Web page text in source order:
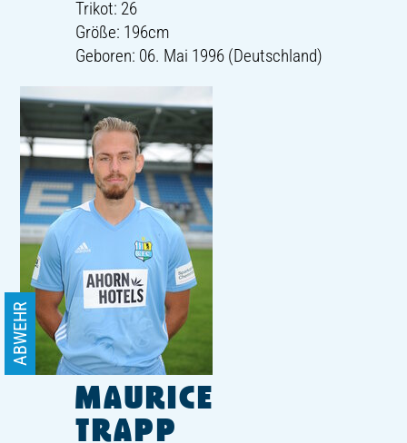
Trikot: 26
Größe: 196cm
Geboren: 06. Mai 1996 (Deutschland)
MAURICE
TRAPP
ABWEHR